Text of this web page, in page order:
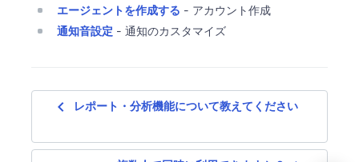
エージェントを作成する - アカウント作成
通知音設定 - 通知のカスタマイズ
navigate_before レポート・分析機能について教えてください